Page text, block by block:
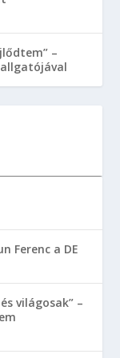
–
Ferenc a DE
világosak” –